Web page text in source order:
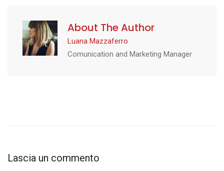
About The Author
Luana Mazzaferro
Comunication and Marketing Manager
Lascia un commento